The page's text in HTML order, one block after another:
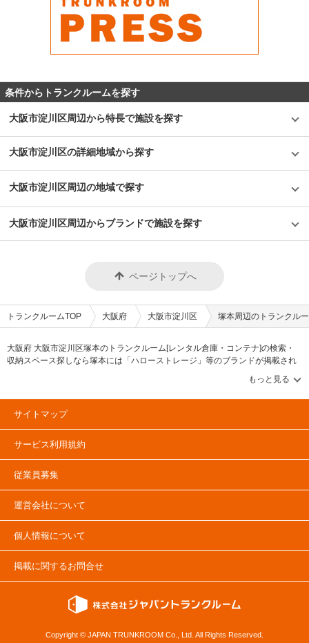
条件からトランクルームを探す
大阪市淀川区周辺から特長で施設を探す
大阪市淀川区の詳細地域から探す
大阪市淀川区周辺の地域で探す
大阪市淀川区周辺からブランドで施設を探す
ページトップへ
トランクルームTOP 大阪府 大阪市淀川区 塚本周辺のトランクル
大阪府 大阪市淀川区塚本のトランクルーム[レンタル倉庫・コンテナ]の検索・
収納スペース探しなら塚本には「ハローストレージ」等のブランドが掲載され
ています。借りたい地域から探して、広さ・料金[賃料]・セキュリティ・空調完
備・24時間出し入れ可能などの希望条件で絞込み！豊富な物件数から様々な方
法でご希望の収納スペースを簡単に探せるトランクルーム情報サイトです。塚
本で気になるトランクルームを見つけたら、メールか電話でお問合せが可能で
サイトマップ
サービス利用規約
従業員募集
運営会社について
個人情報について
掲載に関するお問合せ
Copyright © JAPAN TRUNKROOM Co., Ltd. All Rights Reserved.